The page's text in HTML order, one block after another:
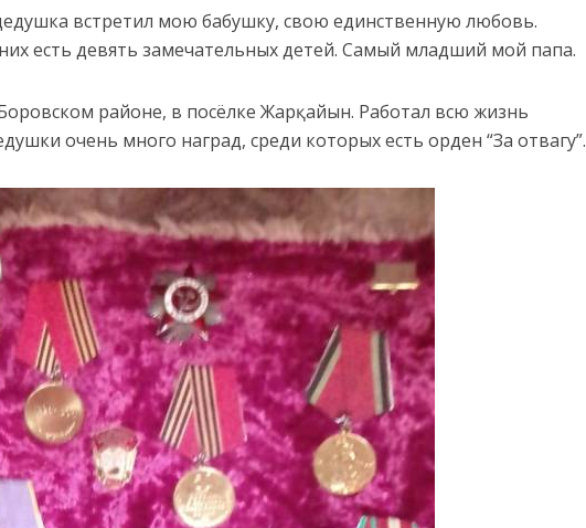
встретил мою бабушку, свою единственную любовь.
есть девять замечательных детей. Самый младший мой папа.
районе, в посёлке Жарқайын. Работал всю жизнь
очень много наград, среди которых есть орден “За отвагу”.